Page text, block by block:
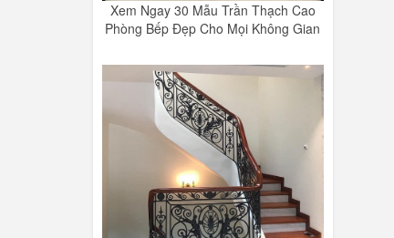
Xem Ngay 30 Mẫu Trần Thạch Cao
Phòng Bếp Đẹp Cho Mọi Không Gian